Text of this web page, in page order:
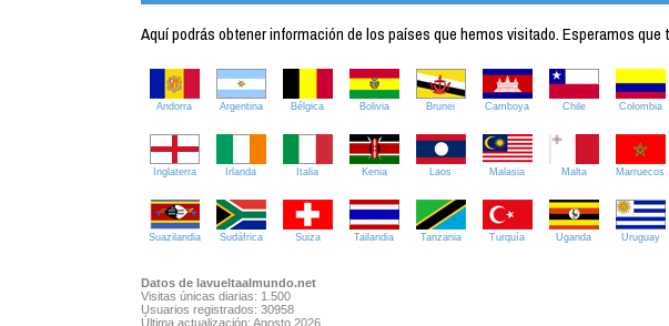
Aquí podrás obtener información de los países que hemos visitado. Esperamos
Andorra Argentina Bélgica Bolivia Brunei Camboya Chile Colombia
Inglaterra Irlanda Italia Kenia Laos Malasia Malta Marruecos
Suazilandia Sudáfrica Suiza Tailandia Tanzania Turquía Uganda Uruguay
Datos de lavueltaalmundo.net
Visitas únicas diarias: 1.500
Usuarios registrados: 30958
Última actualización: Agosto 2026